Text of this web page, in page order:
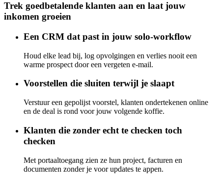
Trek goedbetalende klanten aan en laat jouw
inkomen groeien
Een CRM dat past in jouw solo-workflow
Houd elke lead bij, log opvolgingen en verlies nooit een
warme prospect door een vergeten e-mail.
Voorstellen die sluiten terwijl je slaapt
Verstuur een gepolijst voorstel, klanten ondertekenen online
en de deal is rond voor jouw volgende koffie.
Klanten die zonder echt te checken toch
checken
Met portaaltoegang zien ze hun project, facturen en
documenten zonder je voor updates te appen.